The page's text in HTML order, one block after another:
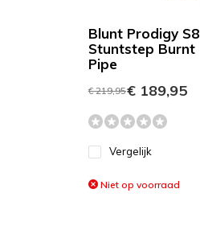
Blunt Prodigy S8
Stuntstep Burnt
Pipe
€ 219,95€ 189,95
Vergelijk
Niet op voorraad